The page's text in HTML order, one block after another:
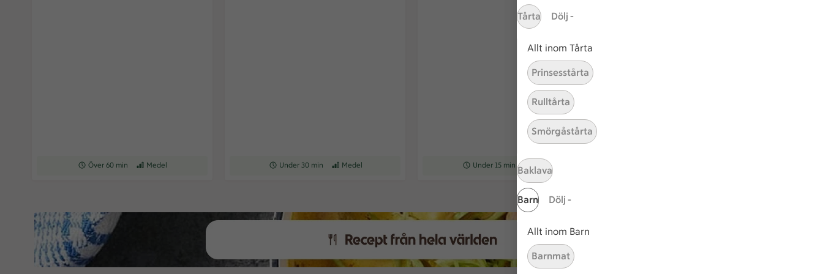
Tårta Dölj -
Allt inom Tårta
Prinsesstårta
Rulltårta
Smörgåstårta
Baklava
Barn Dölj -
Allt inom Barn
Barnmat
Receptet tar Över 60 min att tillaga
Över 60 min Receptet har Medel svårighetsgrad
Medel Receptet tar Under 30 min att tillaga
Under 30 min Receptet har Medel svårighetsgrad
Medel Receptet tar Under 15 min att tillaga
Under 15 min Receptet har Medel svårighetsgrad
Medel